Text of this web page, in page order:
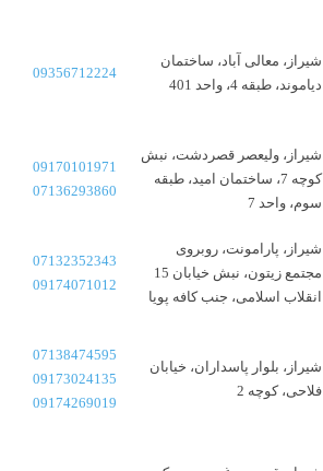
شیراز، معالی آباد، ساختمان
دیاموند، طبقه 4، واحد 401
09356712224
شیراز، ولیعصر قصردشت، نبش
کوچه 7، ساختمان امید، طبقه
سوم، واحد 7
09170101971
07136293860
شیراز، پارامونت، روبروی
مجتمع زیتون، نبش خیابان 15
انقلاب اسلامی، جنب کافه پویا
07132352343
09174071012
شیراز، بلوار پاسداران، خیابان
فلاحی، کوچه 2
07138474595
09173024135
09174269019